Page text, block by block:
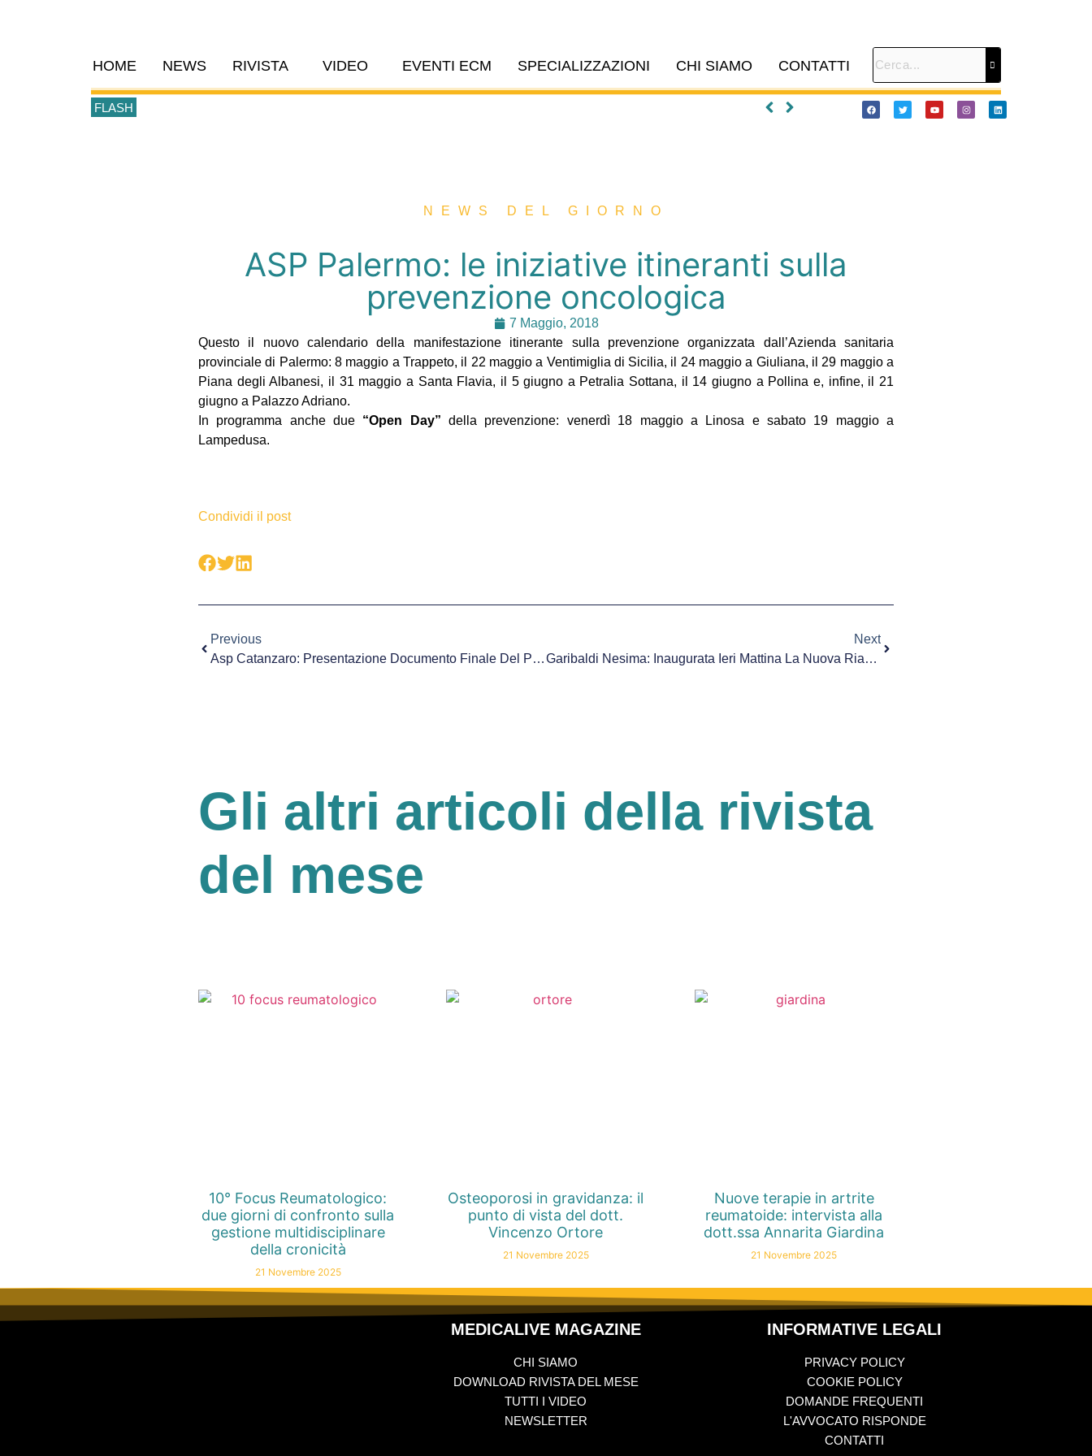
HOME NEWS RIVISTA VIDEO EVENTI ECM SPECIALIZZAZIONI CHI SIAMO CONTATTI
FLASH
NEWS DEL GIORNO
ASP Palermo: le iniziative itineranti sulla
prevenzione oncologica
7 Maggio, 2018
Questo il nuovo calendario della manifestazione itinerante sulla prevenzione organizzata dall’Azienda sanitaria
provinciale di Palermo: 8 maggio a Trappeto, il 22 maggio a Ventimiglia di Sicilia, il 24 maggio a Giuliana, il 29 maggio a
Piana degli Albanesi, il 31 maggio a Santa Flavia, il 5 giugno a Petralia Sottana, il 14 giugno a Pollina e, infine, il 21
giugno a Palazzo Adriano.
In programma anche due “Open Day” della prevenzione: venerdì 18 maggio a Linosa e sabato 19 maggio a
Lampedusa.
Condividi il post
Previous
Asp Catanzaro: Presentazione Documento Finale Del PDTA Per Le Malattie Renali
Next
Garibaldi Nesima: Inaugurata Ieri Mattina La Nuova Rianimazione Pediatrica
Gli altri articoli della rivista
del mese
10° Focus Reumatologico:
due giorni di confronto sulla
gestione multidisciplinare
della cronicità
21 Novembre 2025
Osteoporosi in gravidanza: il
punto di vista del dott.
Vincenzo Ortore
21 Novembre 2025
Nuove terapie in artrite
reumatoide: intervista alla
dott.ssa Annarita Giardina
21 Novembre 2025
MEDICALIVE MAGAZINE
CHI SIAMO
DOWNLOAD RIVISTA DEL MESE
TUTTI I VIDEO
NEWSLETTER
INFORMATIVE LEGALI
PRIVACY POLICY
COOKIE POLICY
DOMANDE FREQUENTI
L'AVVOCATO RISPONDE
CONTATTI